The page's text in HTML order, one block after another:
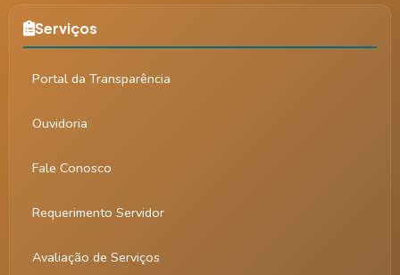
Serviços
Portal da Transparência
Ouvidoria
Fale Conosco
Requerimento Servidor
Avaliação de Serviços